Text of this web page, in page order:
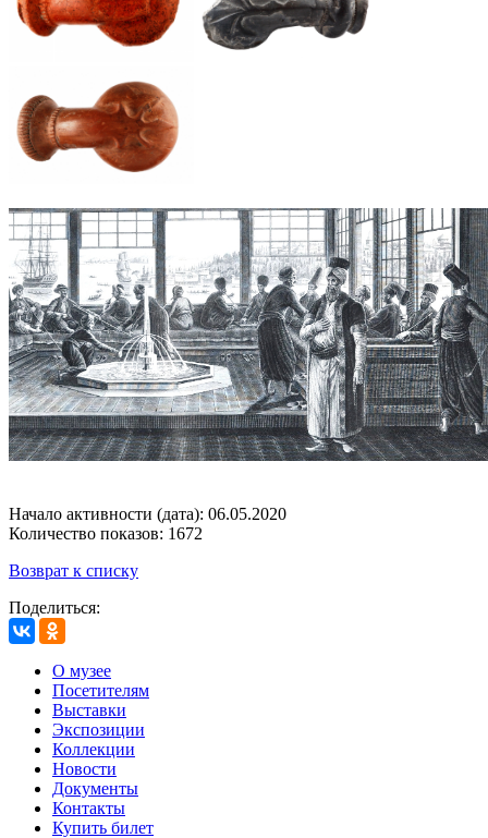
Начало активности (дата): 06.05.2020
Количество показов: 1672
Возврат к списку
Поделиться:
О музее
Посетителям
Выставки
Экспозиции
Коллекции
Новости
Документы
Контакты
Купить билет